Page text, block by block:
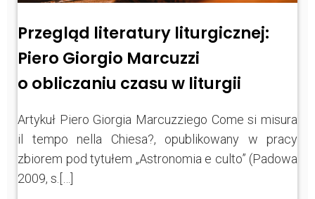
Przegląd literatury liturgicznej:
Piero Giorgio Marcuzzi
o obliczaniu czasu w liturgii
Artykuł Piero Giorgia Marcuzziego Come si misura
il tempo nella Chiesa?, opublikowany w pracy
zbiorem pod tytułem „Astronomia e culto” (Padowa
2009, s.[…]